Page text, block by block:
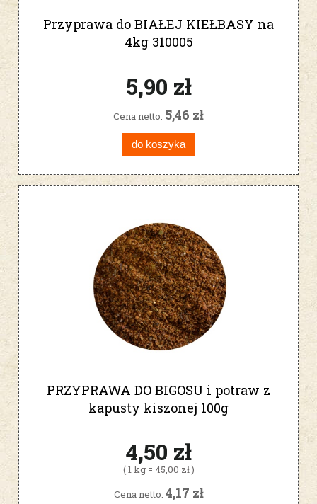
Przyprawa do BIAŁEJ KIEŁBASY na
4kg 310005
5,90 zł
Cena netto: 5,46 zł
do koszyka
PRZYPRAWA DO BIGOSU i potraw z
kapusty kiszonej 100g
4,50 zł
( 1 kg = 45,00 zł )
Cena netto: 4,17 zł